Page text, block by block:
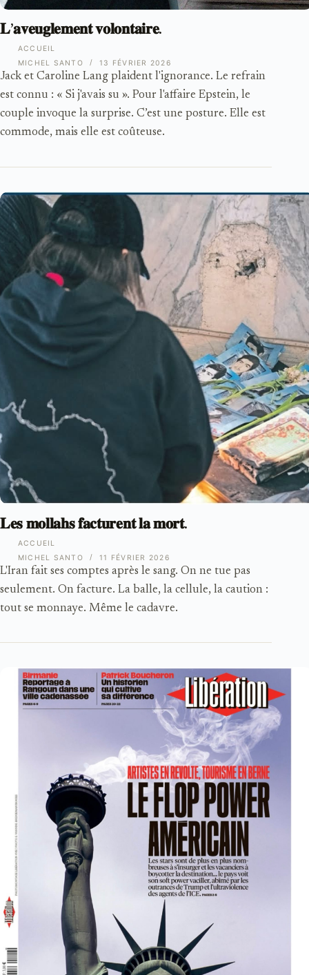
ACCUEIL
𝐋’𝐚𝐯𝐞𝐮𝐠𝐥𝐞𝐦𝐞𝐧𝐭 𝐯𝐨𝐥𝐨𝐧𝐭𝐚𝐢𝐫𝐞.
Jack et Caroline Lang plaident l'ignorance. Le refrain
est connu : « Si j'avais su ». Pour l'affaire Epstein, le
couple invoque la surprise. C’est une posture. Elle est
commode, mais elle est coûteuse.
MICHEL SANTO 13 FÉVRIER 2026
ACCUEIL
𝐋𝐞𝐬 𝐦𝐨𝐥𝐥𝐚𝐡𝐬 𝐟𝐚𝐜𝐭𝐮𝐫𝐞𝐧𝐭 𝐥𝐚 𝐦𝐨𝐫𝐭.
L'Iran fait ses comptes après le sang. On ne tue pas
seulement. On facture. La balle, la cellule, la caution :
tout se monnaye. Même le cadavre.
MICHEL SANTO 11 FÉVRIER 2026